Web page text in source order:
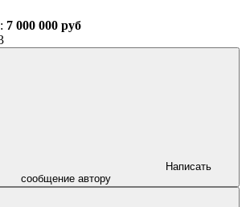
7 000 000 руб
сообщение автору